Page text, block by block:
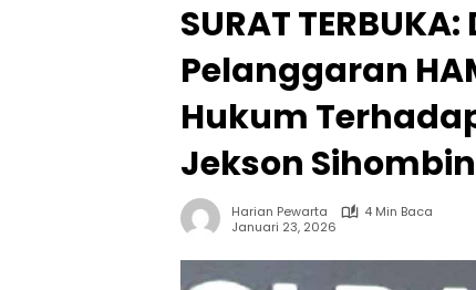
SURAT
Pelanggaran
Hukum
Jekson
Harian Pewarta
4 Min Baca
Januari 23, 2026